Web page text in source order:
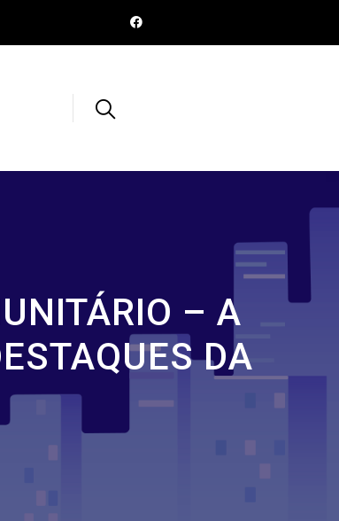
– A
DA